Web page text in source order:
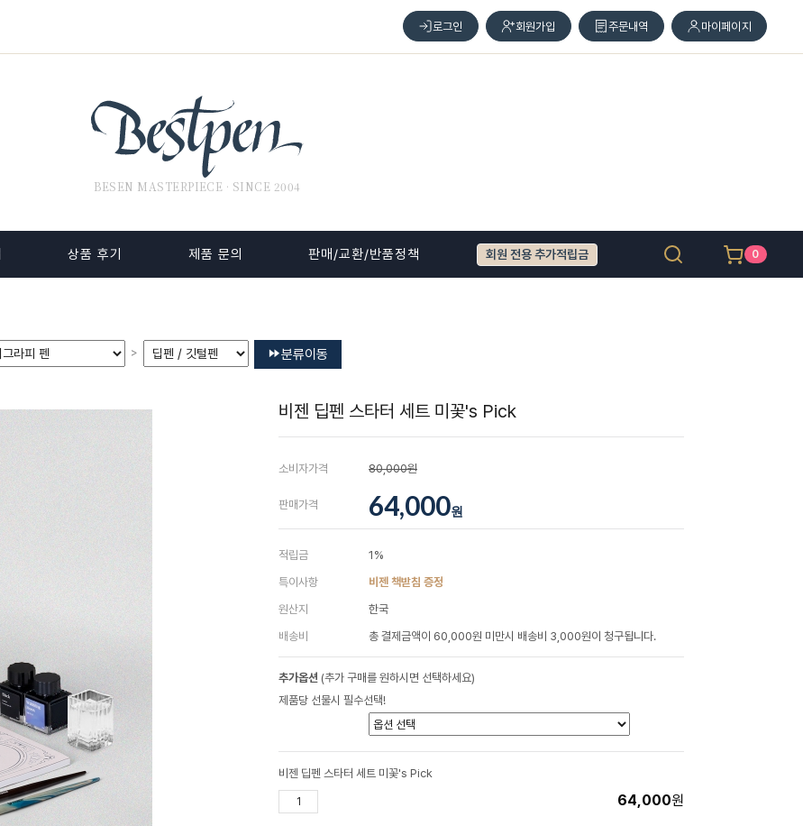
로그인 회원가입 주문내역 마이페이지
BESEN MASTERPIECE · SINCE 2004
상품 후기 제품 문의 판매/교환/반품정책 회원 전용 추가적립금 0
> 분류이동
비젠 딥펜 스타터 세트 미꽃's Pick
소비자가격 80,000원
판매가격 64,000원
적립금
1%
특이사항
비젠 책받침 증정
원산지
한국
배송비
총 결제금액이 60,000원 미만시 배송비 3,000원이 청구됩니다.
추가옵션 (추가 구매를 원하시면 선택하세요)
제품당 선물시 필수선택!
비젠 딥펜 스타터 세트 미꽃's Pick
64,000원